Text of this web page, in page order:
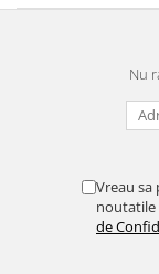
Nu
Vreau
noutatile
de